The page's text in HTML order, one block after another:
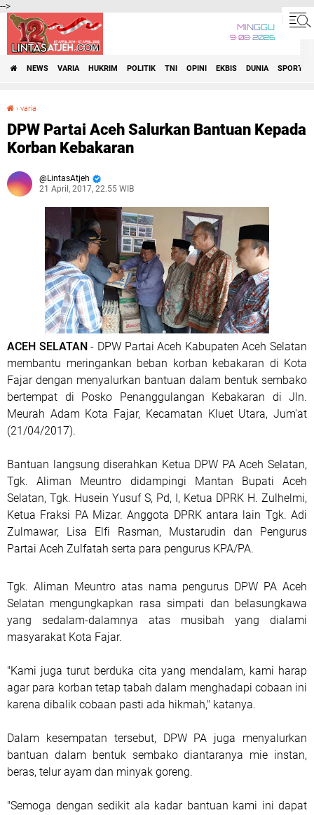
-->
MINGGU
9•08•2026
NEWS VARIA HUKRIM POLITIK TNI OPINI EKBIS DUNIA SPORT
› varia
DPW Partai Aceh Salurkan Bantuan Kepada
Korban Kebakaran
LintasAtjeh
21 April, 2017, 22.55 WIB
ACEH SELATAN- DPW Partai Aceh Kabupaten Aceh Selatan
membantu meringankan beban korban kebakaran di Kota
Fajar dengan menyalurkan bantuan dalam bentuk sembako
bertempat di Posko Penanggulangan Kebakaran di Jln.
Meurah Adam Kota Fajar, Kecamatan Kluet Utara, Jum'at
(21/04/2017).
Bantuan langsung diserahkan Ketua DPW PA Aceh Selatan,
Tgk. Aliman Meuntro didampingi Mantan Bupati Aceh
Selatan, Tgk. Husein Yusuf S, Pd, I, Ketua DPRK H. Zulhelmi,
Ketua Fraksi PA Mizar. Anggota DPRK antara lain Tgk. Adi
Zulmawar, Lisa Elfi Rasman, Mustarudin dan Pengurus
Partai Aceh Zulfatah serta para pengurus KPA/PA.
Tgk. Aliman Meuntro atas nama pengurus DPW PA Aceh
Selatan mengungkapkan rasa simpati dan belasungkawa
yang sedalam-dalamnya atas musibah yang dialami
masyarakat Kota Fajar.
"Kami juga turut berduka cita yang mendalam, kami harap
agar para korban tetap tabah dalam menghadapi cobaan ini
karena dibalik cobaan pasti ada hikmah," katanya.
Dalam kesempatan tersebut, DPW PA juga menyalurkan
bantuan dalam bentuk sembako diantaranya mie instan,
beras, telur ayam dan minyak goreng.
"Semoga dengan sedikit ala kadar bantuan kami ini dapat